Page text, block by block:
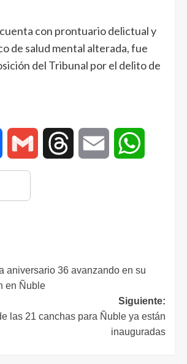
con prontuario delictual y
de salud mental alterada, fue
del Tribunal por el delito de
Facebook Gmail Threads Email
aniversario 36 avanzando en su
en Ñuble
Siguiente:
las 21 canchas para Ñuble ya están
inauguradas